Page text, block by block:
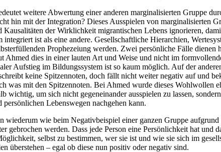
weitere Abwertung einer anderen marginalisierten Gruppe
hin mit der Integration? Dieses Ausspielen von marginalisierten
der Wirklichkeit migrantischen Lebens ignorieren,
ist als eine andere. Gesellschaftliche Hierarchien,
Prophezeiung werden. Zwei persönliche Fälle
Ahmed dies in einer lauten Art und Weise und nicht im
Aufstieg im Bildungssystem ist so kaum möglich. Auf der
keine Spitzennoten, doch fällt nicht weiter negativ auf und
was mit den Spitzennoten. Bei Ahmed wurde dieses Wohlwollen
um sich nicht gegeneinander ausspielen zu lassen,
Lebenswegen nachgehen kann.
wiederum wie beim Negativbeispiel einer ganzen Gruppe
gebrochen werden. Dass jede Person eine Persönlichkeit hat
selbst zu bestimmen, wer sie ist und wie sie sich im
überstehen – egal ob diese nun positiv oder negativ sind.